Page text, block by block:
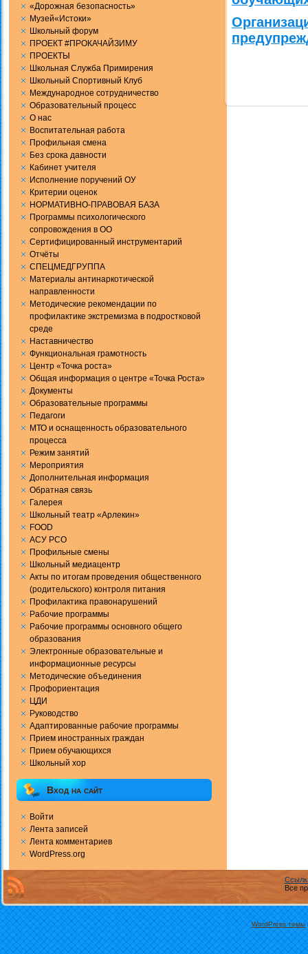
«Дорожная безопасность»
Музей«Истоки»
Школьный форум
ПРОЕКТ #ПРОКАЧАЙЗИМУ
ПРОЕКТЫ
Школьная Служба Примирения
Школьный Спортивный Клуб
Международное сотрудничество
Образовательный процесс
О нас
Воспитательная работа
Профильная смена
Без срока давности
Кабинет учителя
Исполнение поручений ОУ
Критерии оценок
НОРМАТИВНО-ПРАВОВАЯ БАЗА
Программы психологического
сопровождения в ОО
Сертифицированный инструментарий
Отчёты
СПЕЦМЕДГРУППА
Материалы антинаркотической
направленности
Методические рекомендации по
профилактике экстремизма в подростковой
среде
Наставничество
Функциональная грамотность
Центр «Точка роста»
Общая информация о центре «Точка Роста»
Документы
Образовательные программы
Педагоги
МТО и оснащенность образовательного
процесса
Режим занятий
Мероприятия
Дополнительная информация
Обратная связь
Галерея
Школьный театр «Арлекин»
FOOD
АСУ РСО
Профильные смены
Школьный медиацентр
Акты по итогам проведения общественного
(родительского) контроля питания
Профилактика правонарушений
Рабочие программы
Рабочие программы основного общего
образования
Электронные образовательные и
информационные ресурсы
Методические объединения
Профориентация
ЦДИ
Руководство
Адаптированные рабочие программы
Прием иностранных граждан
Прием обучающихся
Школьный хор
Вход на сайт
Войти
Лента записей
Лента комментариев
WordPress.org
Все
WordPress темы